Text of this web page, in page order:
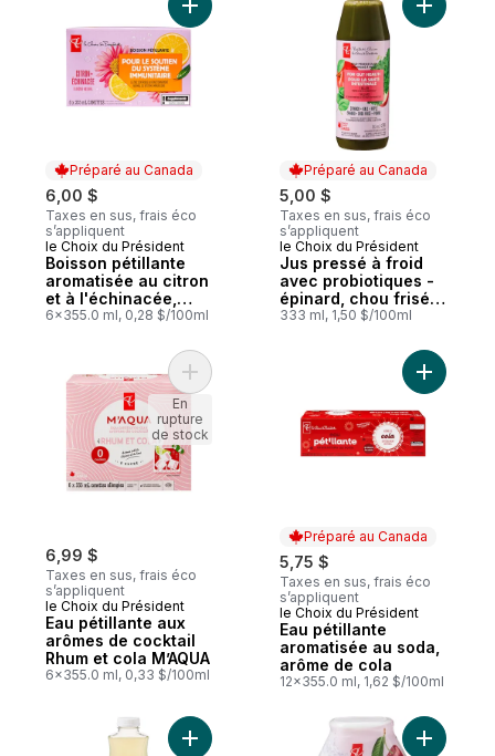
Préparé au Canada
6,00 $
Taxes en sus, frais éco
s’appliquent
Préparé au Canada
le Choix du Président
Boisson pétillante
aromatisée au citron
et à l'échinacée,
avec du zinc pour le
6x355.0 ml, 0,28 $/100ml
Préparé au Canada
5,00 $
Taxes en sus, frais éco
s’appliquent
Préparé au Canada
le Choix du Président
Jus pressé à froid
avec probiotiques -
épinard, chou frisé,
pomme
333 ml, 1,50 $/100ml
Ajouter
6,99 $
Taxes en sus, frais éco
s’appliquent
le Choix du Président
Eau pétillante aux
arômes de cocktail
Rhum et cola M’AQUA
6x355.0 ml, 0,33 $/100ml
Ajouter Eau pétillante aux arômes de
En
rupture
de stock
Préparé au Canada
5,75 $
Taxes en sus, frais éco
s’appliquent
Préparé au Canada
le Choix du Président
Eau pétillante
aromatisée au soda,
arôme de cola
12x355.0 ml, 1,62 $/100ml
Ajouter
Ajouter Limonade Nimbu Pani au panier